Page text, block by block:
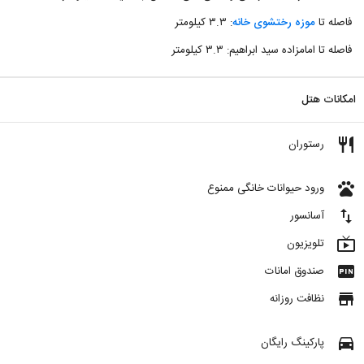
فاصله تاموزه رختشوی خانه: ۳.۳ کیلومتر
فاصله تا امامزاده سید ابراهیم: ۳.۳ کیلومتر
امکانات هتل
restaurant رستوران
pets ورود حیوانات خانگی ممنوع
import_export آسانسور
live_tv تلویزیون
fiber_pin صندوق امانات
store نظافت روزانه
directions_car پارکینگ رایگان